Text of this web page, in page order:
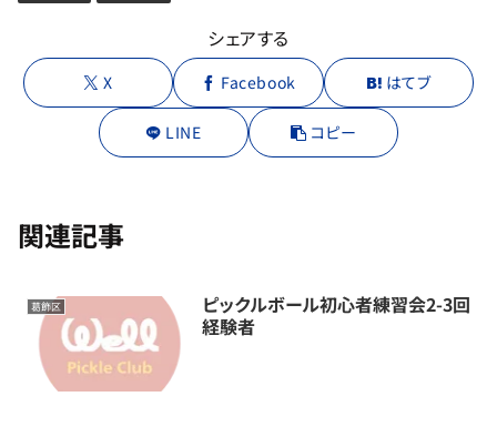
シェアする
X Facebook はてブ
LINE コピー
関連記事
葛飾区
ピックルボール初心者練習会2-3回
経験者